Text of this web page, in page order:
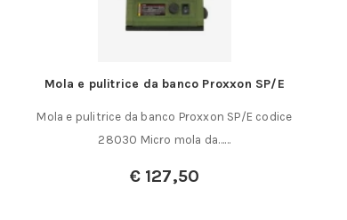
Mola e pulitrice da banco Proxxon SP/E
Mola e pulitrice da banco Proxxon SP/E codice
28030 Micro mola da……
€127,50